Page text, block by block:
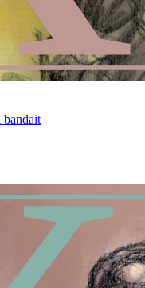
bandait